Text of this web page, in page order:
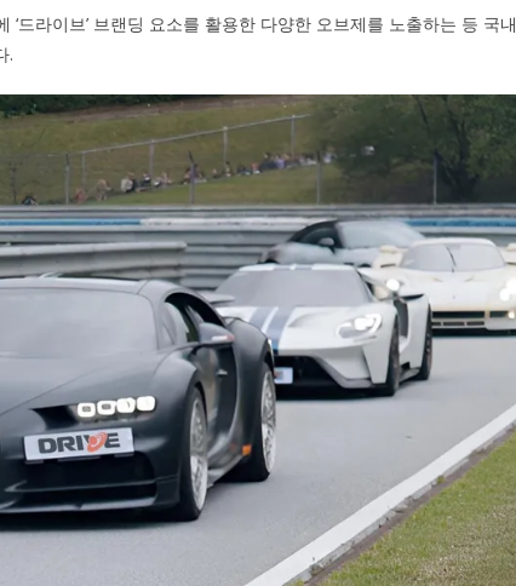
드라이브’ 브랜딩 요소를 활용한 다양한 오브제를 노출하는 등 국내
.